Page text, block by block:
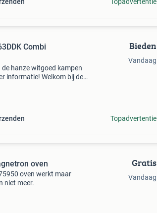
Combi
hanze witgoed kampen
informatie! Welkom bij de
Bieden
Vandaag
Topadvertentie
oven
oven werkt maar
niet meer.
Gratis
Vandaag